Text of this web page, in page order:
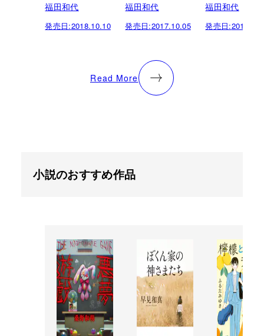
福田和代
発売日:2018.10.10
福田和代
発売日:2017.10.05
福田和代
発売日:
Read More
小説のおすすめ作品